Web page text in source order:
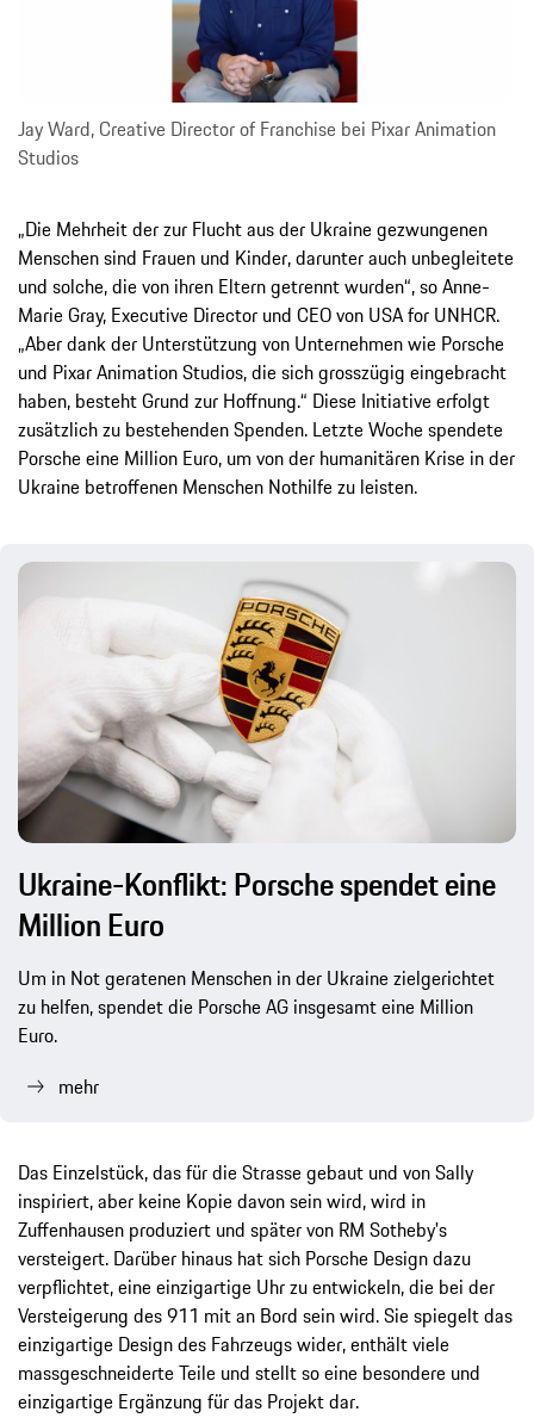
Jay Ward, Creative Director of Franchise bei Pixar Animation
Studios
„Die Mehrheit der zur Flucht aus der Ukraine gezwungenen
Menschen sind Frauen und Kinder, darunter auch unbegleitete
und solche, die von ihren Eltern getrennt wurden“, so Anne-
Marie Gray, Executive Director und CEO von USA for UNHCR.
„Aber dank der Unterstützung von Unternehmen wie Porsche
und Pixar Animation Studios, die sich grosszügig eingebracht
haben, besteht Grund zur Hoffnung.“ Diese Initiative erfolgt
zusätzlich zu bestehenden Spenden. Letzte Woche spendete
Porsche eine Million Euro, um von der humanitären Krise in der
Ukraine betroffenen Menschen Nothilfe zu leisten.
Ukraine-Konflikt: Porsche spendet eine
Million Euro
Um in Not geratenen Menschen in der Ukraine zielgerichtet
zu helfen, spendet die Porsche AG insgesamt eine Million
Euro.
mehr
Das Einzelstück, das für die Strasse gebaut und von Sally
inspiriert, aber keine Kopie davon sein wird, wird in
Zuffenhausen produziert und später von RM Sotheby's
versteigert. Darüber hinaus hat sich Porsche Design dazu
verpflichtet, eine einzigartige Uhr zu entwickeln, die bei der
Versteigerung des 911 mit an Bord sein wird. Sie spiegelt das
einzigartige Design des Fahrzeugs wider, enthält viele
massgeschneiderte Teile und stellt so eine besondere und
einzigartige Ergänzung für das Projekt dar.